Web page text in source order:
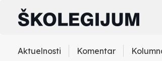
Aktuelnosti Komentar